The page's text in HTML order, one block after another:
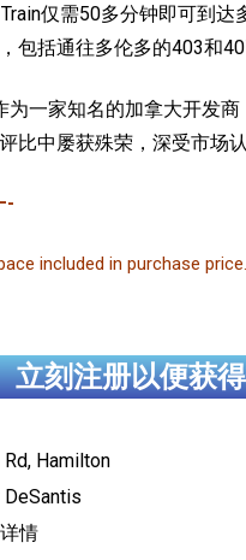
仅需50多分钟即可到达
包括通往多伦多的403和
一家知名的加拿大开发商
比中屡获殊荣，深受市场认
included in purchase
立刻注册以便获
Hamilton
情